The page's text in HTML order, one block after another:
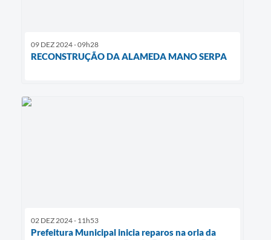
09 DEZ 2024 - 09h28
RECONSTRUÇÃO DA ALAMEDA MANO SERPA
02 DEZ 2024 - 11h53
Prefeitura Municipal inicia reparos na orla da